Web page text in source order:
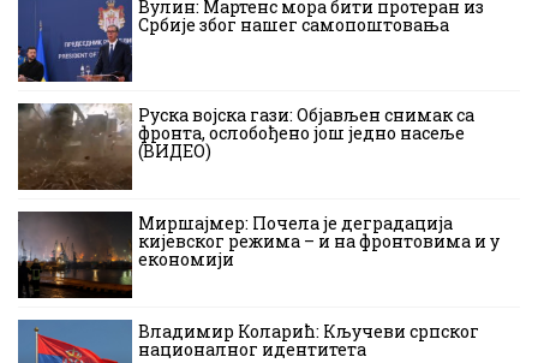
Вулин: Мартенс мора бити протеран из
Србије због нашег самопоштовања
Руска војска гази: Објављен снимак са
фронта, ослобођено још једно насеље
(ВИДЕО)
Миршајмер: Почела је деградација
кијевског режима – и на фронтовима и у
економији
Владимир Коларић: Кључеви српског
националног идентитета